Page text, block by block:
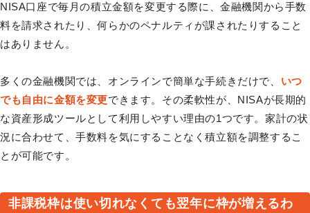
NISA口座で毎月の積立金額を変更する際に、金融機関から手数
料を請求されたり、何らかのペナルティが課されたりすること
はありません。
多くの金融機関では、オンラインで簡単な手続きだけで、 いつ
でも自由に金額を変更できます。その柔軟性が、NISAが長期的
な資産形成ツールとして利用しやすい理由の1つです。家計の状
況に合わせて、手数料を気にすることなく積立額を調整するこ
とが可能です。
非課税枠は使い切れなくても翌年に枠が増えるわ